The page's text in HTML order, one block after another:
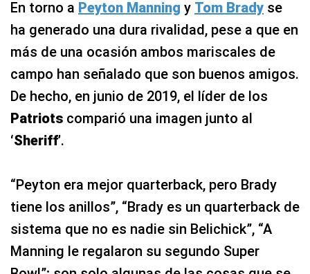
En torno a Peyton Manning y Tom Brady se
ha generado una dura rivalidad, pese a que en
más de una ocasión ambos mariscales de
campo han señalado que son buenos amigos.
De hecho, en junio de 2019, el líder de los
Patriots comparió una imagen junto al
‘Sheriff’.
“Peyton era mejor quarterback, pero Brady
tiene los anillos”, “Brady es un quarterback de
sistema que no es nadie sin Belichick”, “A
Manning le regalaron su segundo Super